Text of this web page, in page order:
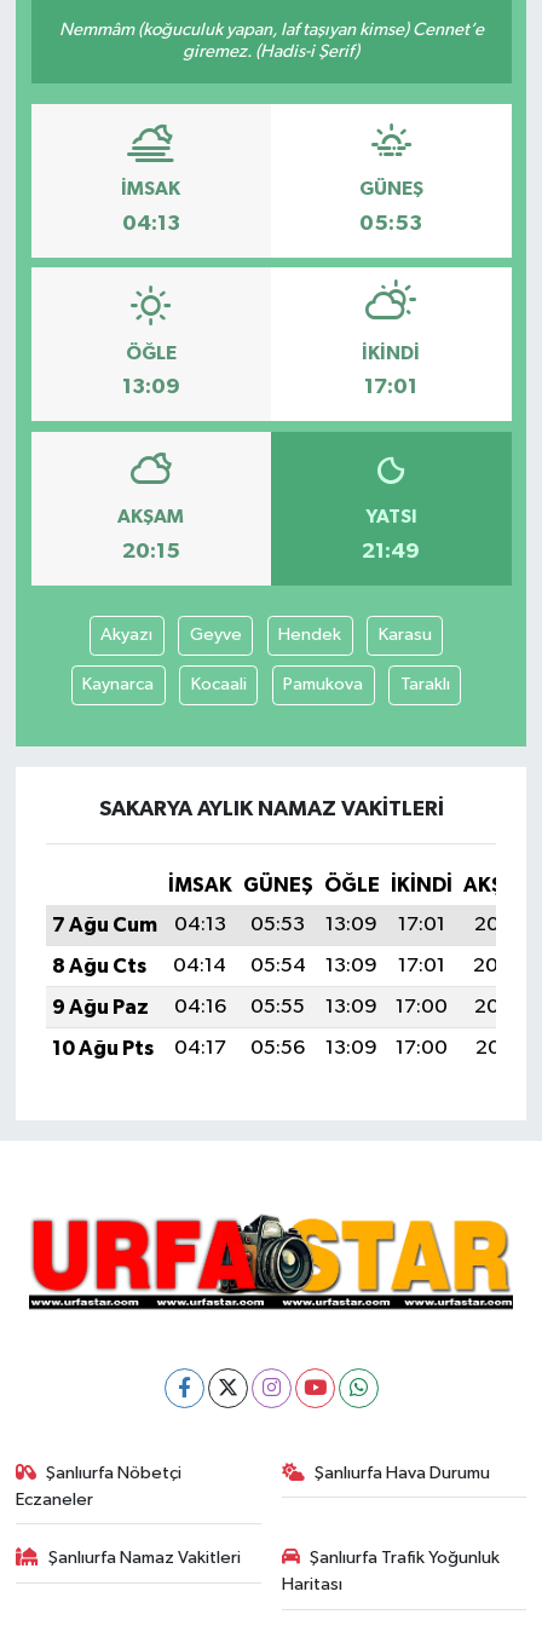
Nemmâm (koğuculuk yapan, laf taşıyan kimse) Cennet’e
giremez. (Hadis-i Şerif)
İMSAK
04:13
GÜNEŞ
05:53
ÖĞLE
13:09
İKINDI
17:01
AKŞAM
20:15
YATSI
21:49
Akyazı Geyve Hendek Karasu
Kaynarca Kocaali Pamukova Taraklı
SAKARYA AYLIK NAMAZ VAKITLERI
İMSAK GÜNEŞ ÖĞLE İKINDI
AKŞAM
7 Ağu Cum
04:13 05:53 13:09 17:01
20:15
8 Ağu Cts
04:14 05:54 13:09 17:01
20:14
9 Ağu Paz
04:16 05:55 13:09 17:00
20:13
10 Ağu Pts
04:17 05:56 13:09 17:00 20:11
Şanlıurfa Nöbetçi
Eczaneler
Şanlıurfa Hava Durumu
Şanlıurfa Namaz Vakitleri
Şanlıurfa Trafik Yoğunluk
Haritası